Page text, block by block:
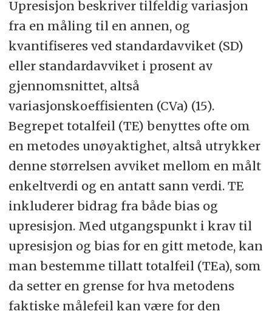
Upresisjon beskriver tilfeldig variasjon
fra en måling til en annen, og
kvantifiseres ved standardavviket (SD)
eller standardavviket i prosent av
gjennomsnittet, altså
variasjonskoeffisienten (CVa) (15).
Begrepet totalfeil (TE) benyttes ofte om
en metodes unøyaktighet, altså utrykker
denne størrelsen avviket mellom en målt
enkeltverdi og en antatt sann verdi. TE
inkluderer bidrag fra både bias og
upresisjon. Med utgangspunkt i krav til
upresisjon og bias for en gitt metode, kan
man bestemme tillatt totalfeil (TEa), som
da setter en grense for hva metodens
faktiske målefeil kan være for den